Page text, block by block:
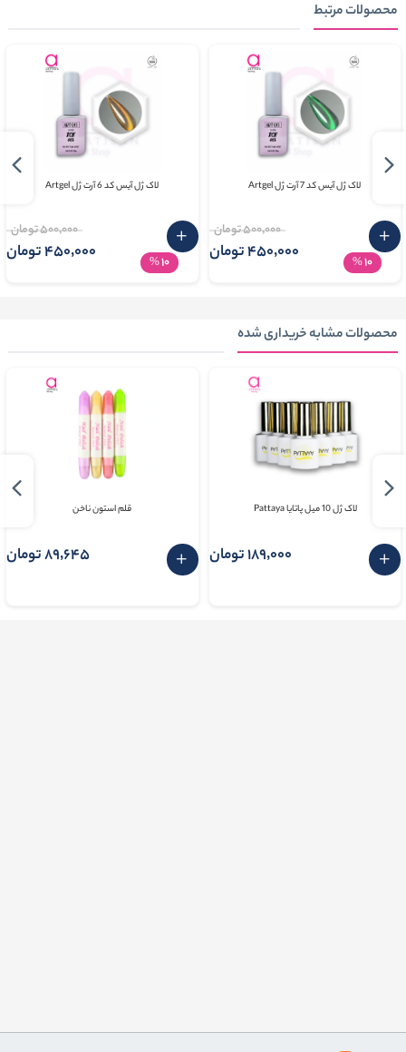
محصولات مرتبط
لاک ژل آیس کد 7 آرت ژل Artgel
10
%
500٬000 تومان
450٬000 تومان
لاک ژل آیس کد 6 آرت ژل Artgel
10
%
500٬000 تومان
450٬000 تومان
محصولات مشابه خریداری شده
لاک ژل 10 میل پاتایا Pattaya
189٬000 تومان
قلم استون ناخن
89٬645 تومان